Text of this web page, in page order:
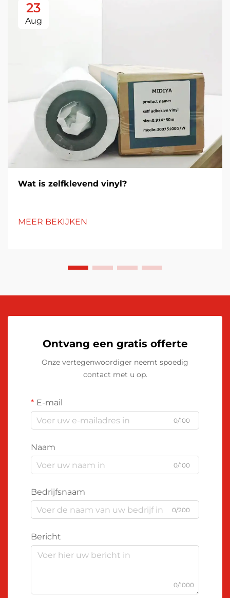
23
Aug
Wat is zelfklevend vinyl?
MEER BEKIJKEN
Ontvang een gratis offerte
Onze vertegenwoordiger neemt spoedig
contact met u op.
E-mail
0/100
Naam
0/100
Bedrijfsnaam
0/200
Bericht
0/1000